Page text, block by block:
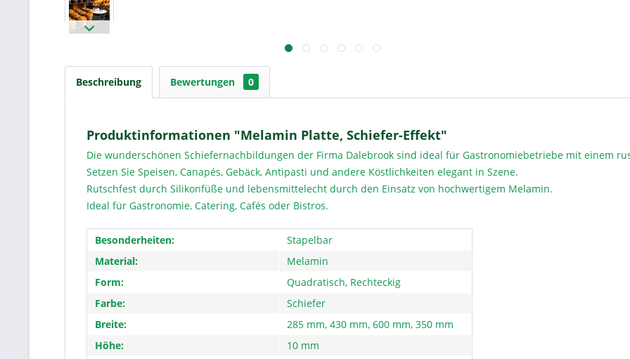
Beschreibung Bewertungen 0
Produktinformationen "Melamin Platte, Schiefer-Effekt"
Die wunderschönen Schiefernachbildungen der Firma Dalebrook sind ideal für Gastronomiebetriebe mit einem
Setzen Sie Speisen, Canapés, Gebäck, Antipasti und andere Köstlichkeiten elegant in Szene.
Rutschfest durch Silikonfüße und lebensmittelecht durch den Einsatz von hochwertigem Melamin.
Ideal für Gastronomie, Catering, Cafés oder Bistros.
Besonderheiten:
Stapelbar
Material:
Melamin
Form:
Quadratisch, Rechteckig
Farbe:
Schiefer
Breite:
285 mm, 430 mm, 600 mm, 350 mm
Höhe:
10 mm